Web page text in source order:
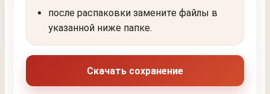
после распаковки замените файлы в
указанной ниже папке.
Скачать сохранение